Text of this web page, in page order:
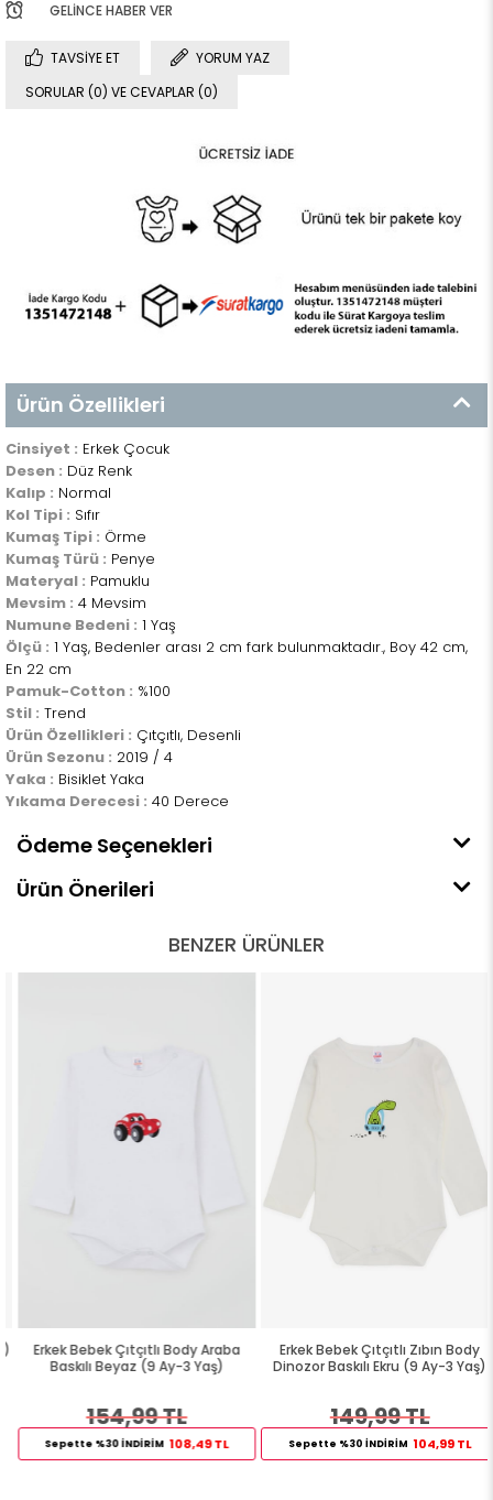
GELINCE HABER VER
TAVSIYE ET
YORUM YAZ
SORULAR (0) VE CEVAPLAR (0)
Ürün Özellikleri
Cinsiyet : Erkek Çocuk
Desen : Düz Renk
Kalıp : Normal
Kol Tipi : Sıfır
Kumaş Tipi : Örme
Kumaş Türü : Penye
Materyal : Pamuklu
Mevsim : 4 Mevsim
Numune Bedeni : 1 Yaş
Ölçü : 1 Yaş, Bedenler arası 2 cm fark bulunmaktadır., Boy 42 cm,
En 22 cm
Pamuk-Cotton : %100
Stil : Trend
Ürün Özellikleri : Çıtçıtlı, Desenli
Ürün Sezonu : 2019 / 4
Yaka : Bisiklet Yaka
Yıkama Derecesi : 40 Derece
Ödeme Seçenekleri
Ürün Önerileri
BENZER ÜRÜNLER
Erkek Bebek Çıtçıtlı Body Araba
Baskılı Beyaz (9 Ay-3 Yaş)
154,99 TL
Sepette %30 İNDİRİM 108,49 TL
Erkek Bebek Çıtçıtlı Zıbın Body
Dinozor Baskılı Ekru (9 Ay-3 Yaş)
149,99 TL
Sepette %30 İNDİRİM 104,99 TL